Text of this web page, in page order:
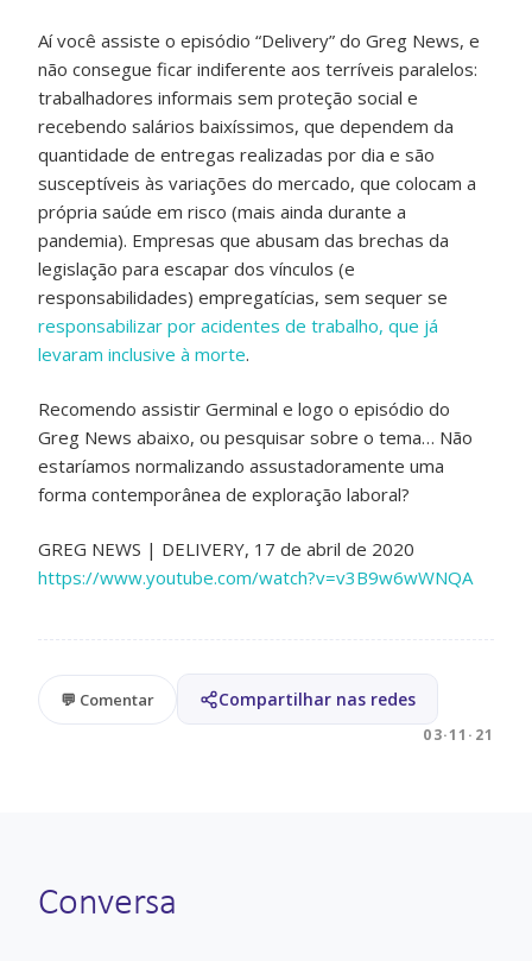
Aí você assiste o episódio “Delivery” do Greg News, e
não consegue ficar indiferente aos terríveis paralelos:
trabalhadores informais sem proteção social e
recebendo salários baixíssimos, que dependem da
quantidade de entregas realizadas por dia e são
susceptíveis às variações do mercado, que colocam a
própria saúde em risco (mais ainda durante a
pandemia). Empresas que abusam das brechas da
legislação para escapar dos vínculos (e
responsabilidades) empregatícias, sem sequer se
responsabilizar por acidentes de trabalho, que já
levaram inclusive à morte.
Recomendo assistir Germinal e logo o episódio do
Greg News abaixo, ou pesquisar sobre o tema… Não
estaríamos normalizando assustadoramente uma
forma contemporânea de exploração laboral?
GREG NEWS | DELIVERY, 17 de abril de 2020
https://www.youtube.com/watch?v=v3B9w6wWNQA
💬 Comentar Compartilhar nas redes
03·11·21
Conversa